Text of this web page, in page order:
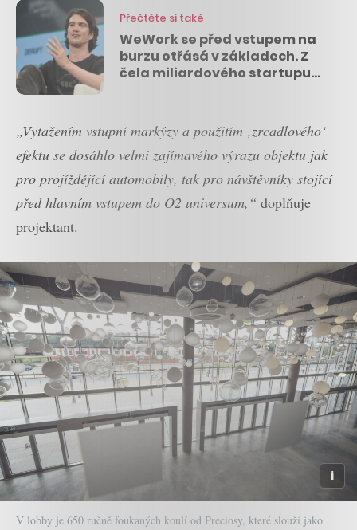
Přečtěte si také
WeWork se před vstupem na
burzu otřásá v základech. Z
čela miliardového startupu
„Vytažením vstupní markýzy a použitím ‚zrcadlového‘
efektu se dosáhlo velmi zajímavého výrazu objektu jak
pro projíždějící automobily, tak pro návštěvníky stojící
před hlavním vstupem do O2 universum,“ doplňuje
projektant.
V lobby je 650 ručně foukaných koulí od Preciosy, které slouží jako